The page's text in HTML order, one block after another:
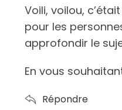
Voili, voilou,
pour les
approfondir le
En vous
Répondre